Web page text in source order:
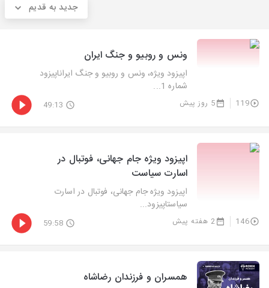
جدید به قدیم
ونس و روبیو و جنگ ایران
اپیزود ویژه، ونس و روبیو و جنگ ایراناپیزود
شماره 1...
119 5 روز پیش 49:13
اپیزود ویژه جام جهانی، فوتبال در
اسارت سیاست
اپیزود ویژه جام جهانی، فوتبال در اسارت
سیاستاپیزود...
146 2 هفته پیش 59:58
همسران و فرزندان رضاشاه